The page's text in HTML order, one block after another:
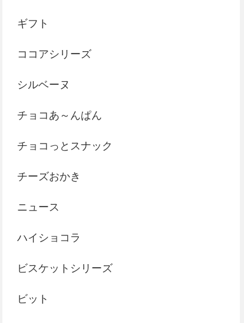
ギフト
ココアシリーズ
シルベーヌ
チョコあ～んぱん
チョコっとスナック
チーズおかき
ニュース
ハイショコラ
ビスケットシリーズ
ビット